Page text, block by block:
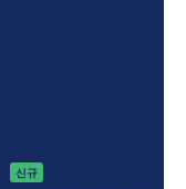
신규